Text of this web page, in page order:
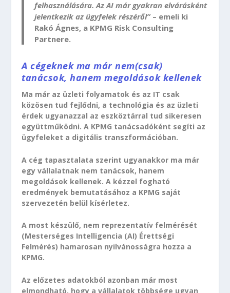
felhasználására. Az AI már gyakran elvárásként
jelentkezik az ügyfelek részéről” – emeli ki
Rakó Ágnes, a KPMG Risk Consulting
Partnere.
A cégeknek ma már nem(csak)
tanácsok, hanem megoldások kellenek
Ma már az üzleti folyamatok és az IT csak
közösen tud fejlődni, a technológia és az üzleti
érdek ugyanazzal az eszköztárral tud sikeresen
együttműködni. A KPMG tanácsadóként segíti az
ügyfeleket a digitális transzformációban.
A cég tapasztalata szerint ugyanakkor ma már
egy vállalatnak nem tanácsok, hanem
megoldások kellenek. A kézzel fogható
eredmények bemutatásához a KPMG saját
szervezetén belül kísérletez.
A most készülő, nem reprezentatív felmérését
(Mesterséges Intelligencia (AI) Érettségi
Felmérés) hamarosan nyilvánosságra hozza a
KPMG.
Az előzetes adatokból azonban már most
elmondható, hogy a vállalatok többsége ugyan